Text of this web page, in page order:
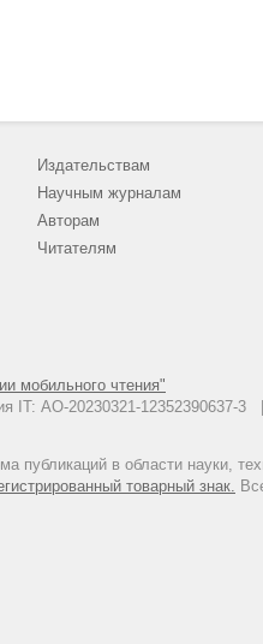
мобильного чтения"
IT: АО-20230321-
в области науки,
товарный знак.
Издательствам
Научным журналам
Авторам
Читателям